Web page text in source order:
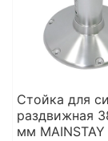
Стойка для
раздвижная
мм MAINSTAY